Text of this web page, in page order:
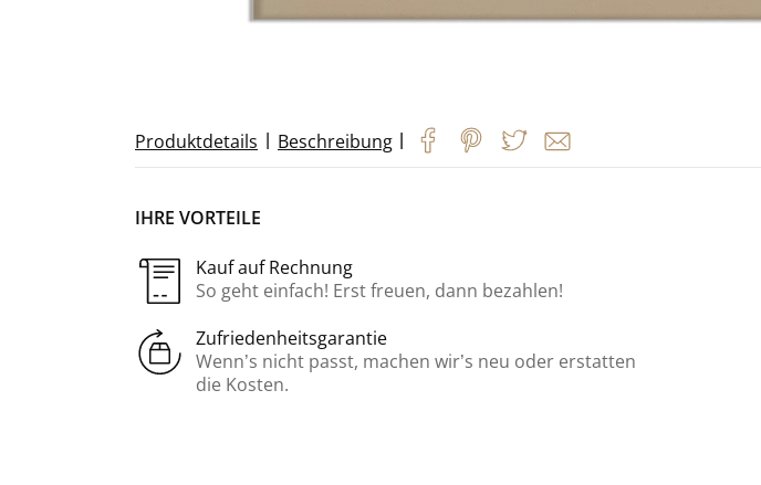
Produktdetails | Beschreibung |
IHRE VORTEILE
Kauf auf Rechnung
So geht einfach! Erst freuen, dann bezahlen!
Zufriedenheitsgarantie
Wenn’s nicht passt, machen wir’s neu oder erstatten
die Kosten.